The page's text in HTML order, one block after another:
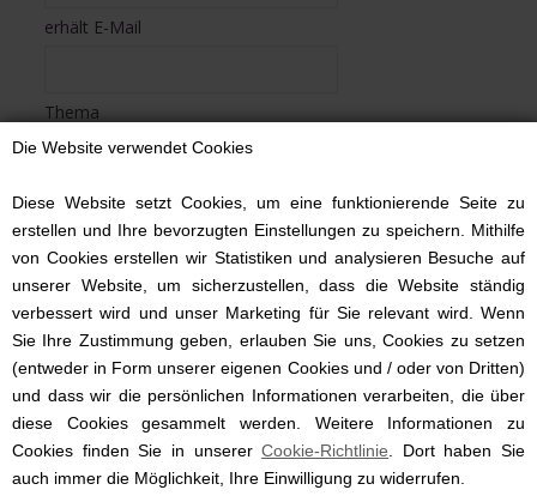
Die Website verwendet Cookies
Diese Website setzt Cookies, um eine funktionierende Seite zu
erstellen und Ihre bevorzugten Einstellungen zu speichern. Mithilfe
von Cookies erstellen wir Statistiken und analysieren Besuche auf
unserer Website, um sicherzustellen, dass die Website ständig
verbessert wird und unser Marketing für Sie relevant wird. Wenn
Sie Ihre Zustimmung geben, erlauben Sie uns, Cookies zu setzen
(entweder in Form unserer eigenen Cookies und / oder von Dritten)
und dass wir die persönlichen Informationen verarbeiten, die über
diese Cookies gesammelt werden. Weitere Informationen zu
Cookies finden Sie in unsererCookie-Richtlinie . Dort haben Sie
auch immer die Möglichkeit, Ihre Einwilligung zu widerrufen.
erhält E-Mail
Thema
Bescheid